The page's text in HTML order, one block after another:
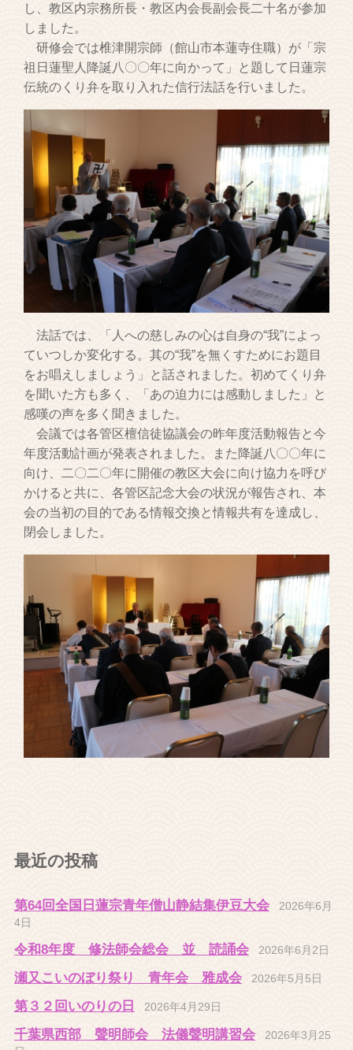
し、教区内宗務所長・教区内会長副会長二十名が参加
しました。
研修会では椎津開宗師（館山市本蓮寺住職）が「宗
祖日蓮聖人降誕八〇〇年に向かって」と題して日蓮宗
伝統のくり弁を取り入れた信行法話を行いました。
法話では、「人への慈しみの心は自身の“我”によっ
ていつしか変化する。其の“我”を無くすためにお題目
をお唱えしましょう」と話されました。初めてくり弁
を聞いた方も多く、「あの迫力には感動しました」と
感嘆の声を多く聞きました。
会議では各管区檀信徒協議会の昨年度活動報告と今
年度活動計画が発表されました。また降誕八〇〇年に
向け、二〇二〇年に開催の教区大会に向け協力を呼び
かけると共に、各管区記念大会の状況が報告され、本
会の当初の目的である情報交換と情報共有を達成し、
閉会しました。
最近の投稿
第64回全国日蓮宗青年僧山静結集伊豆大会
2026年6月
4日
令和8年度 修法師会総会 並 読誦会 2026年6月2日
瀬又こいのぼり祭り 青年会 雅成会 2026年5月5日
第３２回いのりの日 2026年4月29日
千葉県西部 聲明師会 法儀聲明講習会
2026年3月25